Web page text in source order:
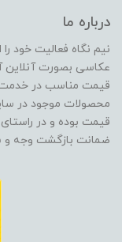
درباره ما
عکاسی بصورت آنلاین
قیمت مناسب در خدمت
محصولات موجود در
قیمت بوده و در
ضمانت بازگشت وجه و